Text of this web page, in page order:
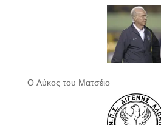
Ο Λύκος του Ματσέιο